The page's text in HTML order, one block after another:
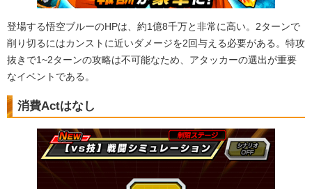
登場する悟空ブルーのHPは、約1億8千万と非常に高い。2ターンで
削り切るにはカンストに近いダメージを2回与える必要がある。特攻
抜きで1~2ターンの攻略は不可能なため、アタッカーの選出が重要
なイベントである。
消費Actはなし